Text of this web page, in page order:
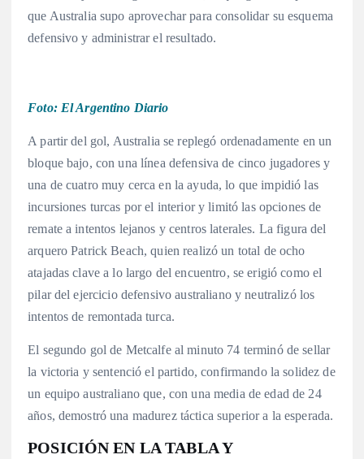
que Australia supo aprovechar para consolidar su esquema
defensivo y administrar el resultado.
Foto: El Argentino Diario
A partir del gol, Australia se replegó ordenadamente en un
bloque bajo, con una línea defensiva de cinco jugadores y
una de cuatro muy cerca en la ayuda, lo que impidió las
incursiones turcas por el interior y limitó las opciones de
remate a intentos lejanos y centros laterales. La figura del
arquero Patrick Beach, quien realizó un total de ocho
atajadas clave a lo largo del encuentro, se erigió como el
pilar del ejercicio defensivo australiano y neutralizó los
intentos de remontada turca.
El segundo gol de Metcalfe al minuto 74 terminó de sellar
la victoria y sentenció el partido, confirmando la solidez de
un equipo australiano que, con una media de edad de 24
años, demostró una madurez táctica superior a la esperada.
POSICIÓN EN LA TABLA Y